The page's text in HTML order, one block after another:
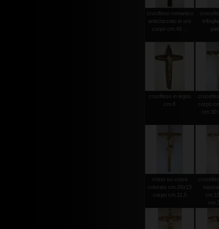
crocifisso romanico
antichizzato in oro
corpo cm.45 ...
crocifisso in legno
cm.8
corpo
cm.30
cristo su croce
colorato cm.26x13
corpo cm.11,5